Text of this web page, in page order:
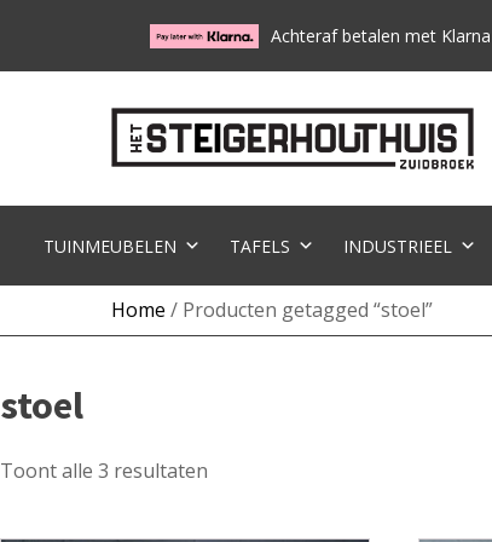
Achteraf betalen met Klarna
TUINMEUBELEN TAFELS INDUSTRIEEL
Home / Producten getagged “stoel”
stoel
Toont alle 3 resultaten